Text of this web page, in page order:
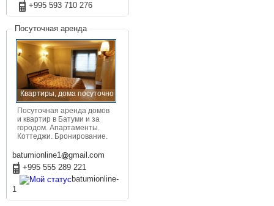
+995 593 710 276
Посуточная аренда
Квартиры, дома посуточно
Посуточная аренда домов
и квартир в Батуми и за
городом. Апартаменты.
Коттеджи. Бронирование.
batumionline1 gmail com
+995 555 289 221
batumionline-
1